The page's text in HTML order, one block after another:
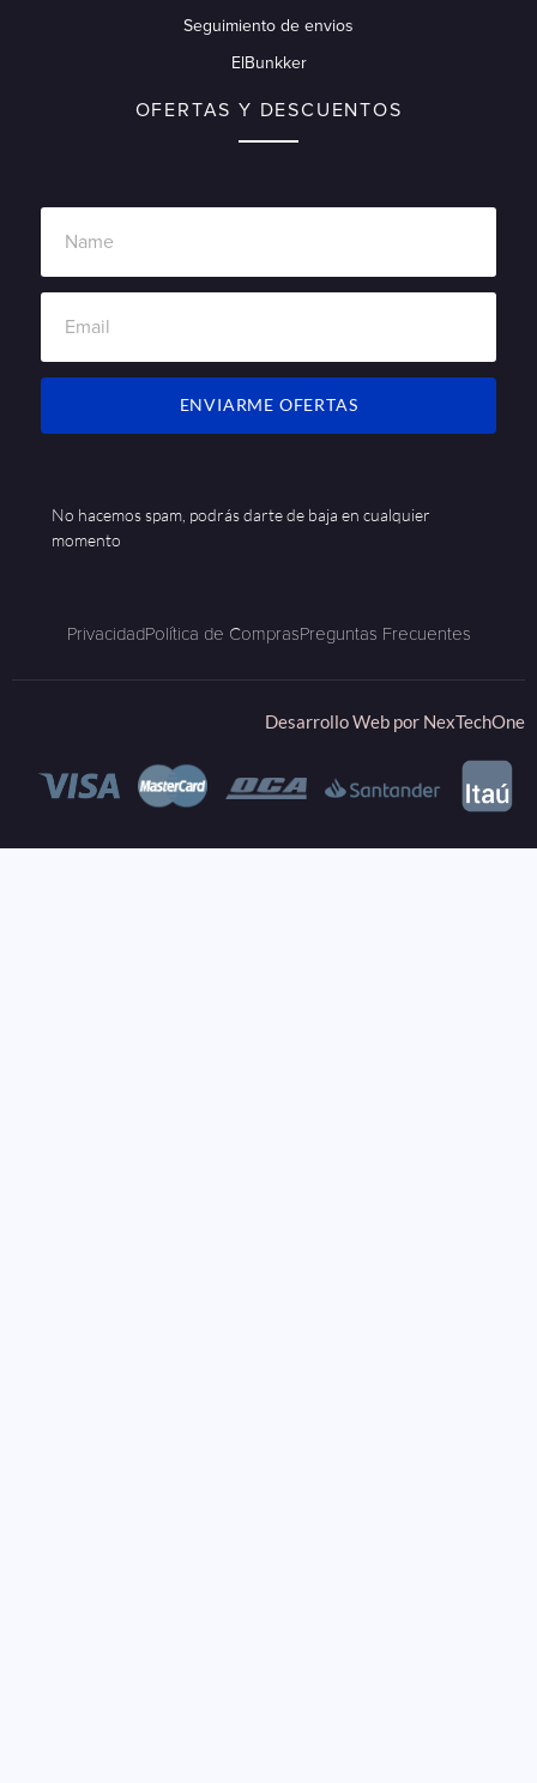
Seguimiento de envios
ElBunkker
OFERTAS Y DESCUENTOS
ENVIARME OFERTAS
No hacemos spam, podrás darte de baja en cualquier
momento
PrivacidadPolítica de ComprasPreguntas Frecuentes
Desarrollo Web por NexTechOne